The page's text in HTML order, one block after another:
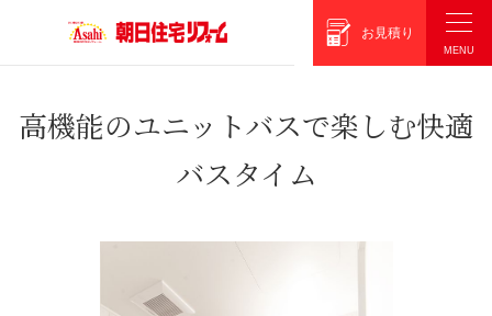
お見積り
高機能のユニットバスで楽しむ快適
バスタイム